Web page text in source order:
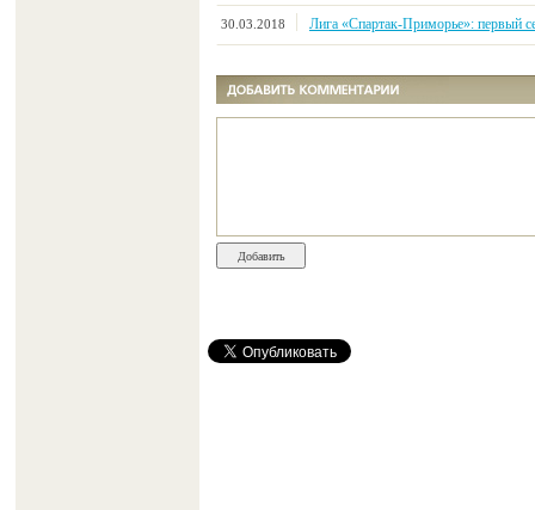
30.03.2018 Лига «Спартак-Приморье»: первый